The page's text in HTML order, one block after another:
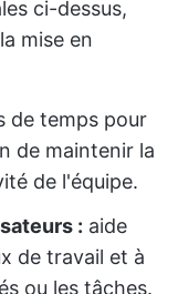
ci-dessus,
mise en
de temps pour
de maintenir la
de l'équipe.
: aide
de travail et à
ou les tâches.